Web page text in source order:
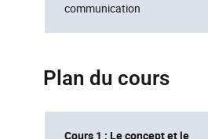
communication
Plan du cours
Cours 1 : Le concept et le